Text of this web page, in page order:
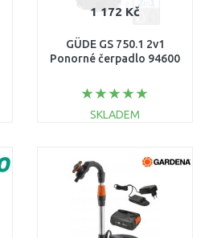
1 172 Kč
GÜDE GS 750.1 2v1
Ponorné čerpadlo 94600
SKLADEM
Porovnat